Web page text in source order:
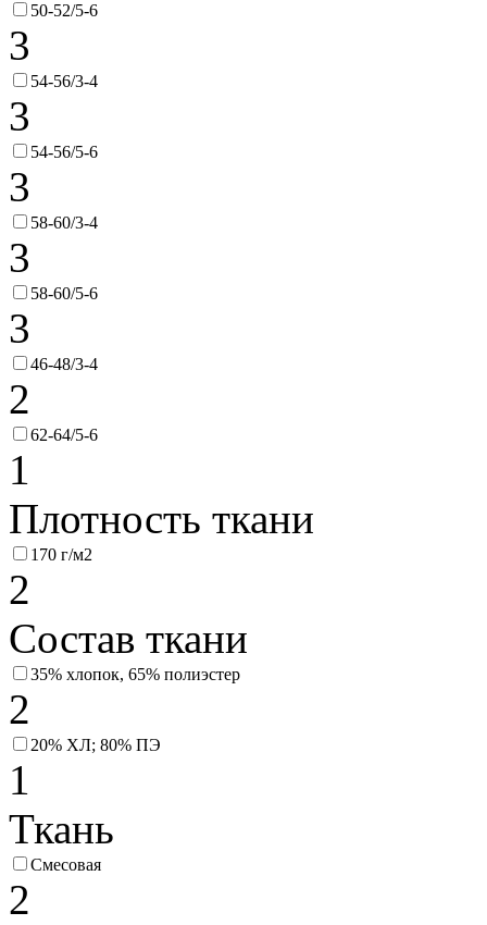
50-52/5-6
3
54-56/3-4
3
54-56/5-6
3
58-60/3-4
3
58-60/5-6
3
46-48/3-4
2
62-64/5-6
1
Плотность ткани
170 г/м2
2
Состав ткани
35% хлопок, 65% полиэстер
2
20% ХЛ; 80% ПЭ
1
Ткань
Смесовая
2